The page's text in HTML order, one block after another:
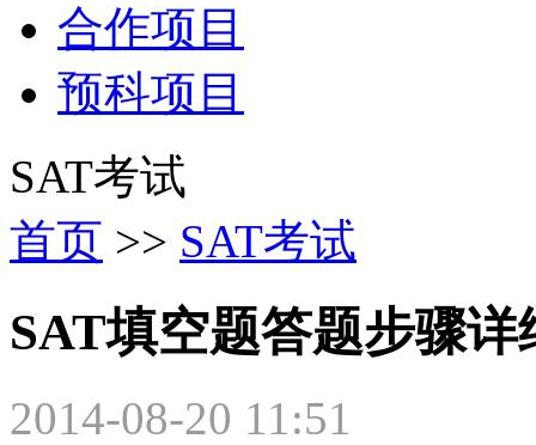
合作项目
预科项目
SAT考试
首页 >> SAT考试
SAT填空题答题步骤详
2014-08-20 11:51